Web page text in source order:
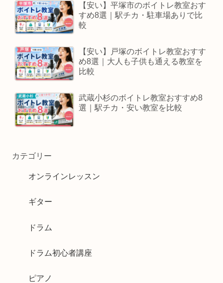
【安い】平塚市のボイトレ教室おす
すめ8選｜駅チカ・駐車場ありで比
較
【安い】戸塚のボイトレ教室おすす
め8選｜大人も子供も通える教室を
比較
武蔵小杉のボイトレ教室おすすめ8
選｜駅チカ・安い教室を比較
カテゴリー
オンラインレッスン
ギター
ドラム
ドラム初心者講座
ピアノ